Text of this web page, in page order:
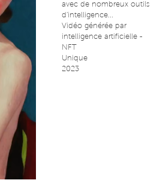
avec de nombreux outils
d'intelligence...
Vidéo générée par
intelligence artificielle -
NFT
Unique
2023